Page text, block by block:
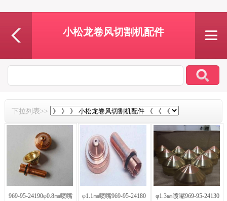
小松龙卷风切割机配件
下拉列表>>
969-95-24190φ0.8㎜喷嘴
φ1.1㎜喷嘴969-95-24180
φ1.3㎜喷嘴969-95-24130